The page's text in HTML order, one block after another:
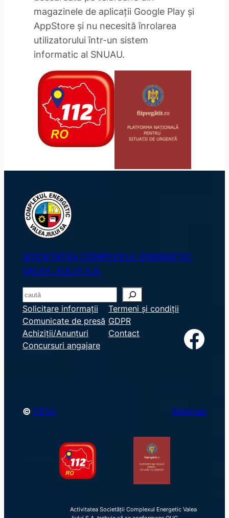
magazinele de aplicaţii Google Play şi
AppStore şi nu necesită înrolarea
utilizatorului într-un sistem
informatic al SNUAU.
SOCIETATEA COMPLEXUL ENERGETIC
VALEA JIULUI S.A.
S
e
a
r
c
Solicitare informații
Comunicate de presă
Achiziții/Anunțuri
Concursuri angajare
Termeni și condiții
GDPR
Contact
Facebook
© CEVJ Sitemap
Activitatea Societății Complexul Energetic Valea